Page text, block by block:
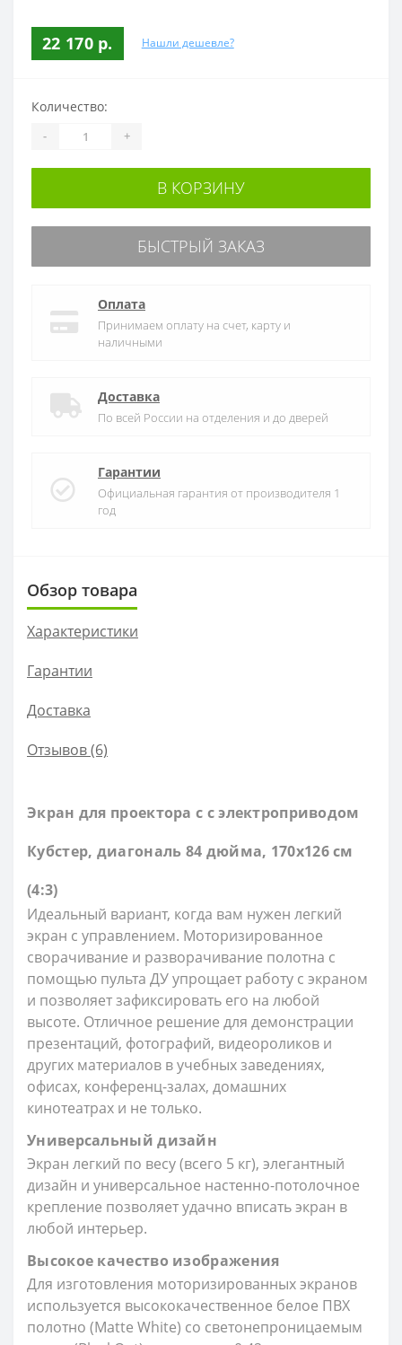
22 170 р. Нашли дешевле?
Количество:
- +
В КОРЗИНУ
БЫСТРЫЙ ЗАКАЗ
Оплата
Принимаем оплату на счет, карту и
наличными
Доставка
По всей России на отделения и до дверей
Гарантии
Официальная гарантия от производителя 1
год
Обзор товара
Характеристики
Гарантии
Доставка
Отзывов (6)
Экран для проектора c с электроприводом
Кубстер, диагональ 84 дюйма, 170х126 см
(4:3)
Идеальный вариант, когда вам нужен легкий
экран с управлением. Моторизированное
сворачивание и разворачивание полотна с
помощью пульта ДУ упрощает работу с экраном
и позволяет зафиксировать его на любой
высоте. Отличное решение для демонстрации
презентаций, фотографий, видеороликов и
других материалов в учебных заведениях,
офисах, конференц-залах, домашних
кинотеатрах и не только.
Универсальный дизайн
Экран легкий по весу (всего 5 кг), элегантный
дизайн и универсальное настенно-потолочное
крепление позволяет удачно вписать экран в
любой интерьер.
Высокое качество изображения
Для изготовления моторизированных экранов
используется высококачественное белое ПВХ
полотно (Matte White) со светонепроницаемым